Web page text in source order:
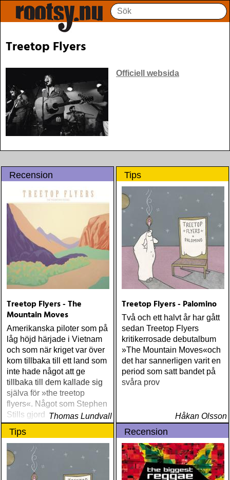
Treetop Flyers
Officiell websida
Recension
Treetop Flyers - The
Mountain Moves
Amerikanska piloter som på
låg höjd härjade i Vietnam
och som när kriget var över
kom tillbaka till ett land som
inte hade något att ge
tillbaka till dem kallade sig
själva för »the treetop
flyers«. Något som Stephen
Stills gjorde en, lite
bortglömd, men fantastisk
låt av
Thomas Lundvall
Tips
Treetop Flyers - Palomino
Två och ett halvt år har gått
sedan Treetop Flyers
kritikerrosade debutalbum
»The Mountain Moves«och
det har sannerligen varit en
period som satt bandet på
svåra prov
Håkan Olsson
Tips Recension